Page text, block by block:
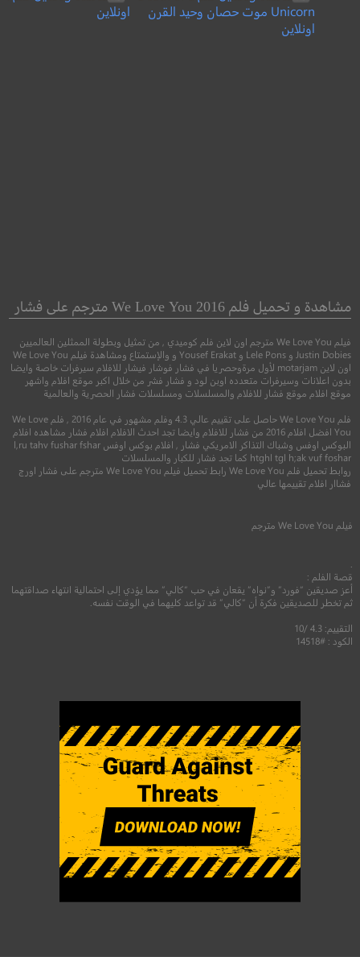
موت حصان وحيد القرن
كوميدي●فنتاسيا●رعب
فراغ
اكشن●اثارة
مشاهدة و تحميل فلم We Love You 2016 مترجم على فشار
فيلم We Love You مترجم اون لاين فلم كوميدي , من تمثيل وبطولة الممثلين العالميين
Justin Dobies و Lele Pons و Yousef Erakat و والإستمتاع ومشاهدة فيلم We Love You
اون لاين motarjam لأول مرةوحصريا في فشار فوشار فيشار للافلام سيرفرات خاصة وايضا
بدون اعلانات وسيرفرات متعدده اوبن لود و فشار فشر من خلال اكبر موقع افلام واشهر
موقع افلام موقع فشار للافلام والمسلسلات ومسلسلات فشار الحصرية والعالمية
فلم We Love You حاصل على تقييم عالي 4.3 وفلم مشهور في عام 2016 , فلم We Love
You افضل افلام 2016 من فشار للافلام وايضا تجد احدث الافلام افلام فشار مشاهده افلام
البوكس اوفس وشباك التذاكر الامريكي فشار , افلام بوكس اوفس l,ru tahv fushar fshar
htghl tgl h;ak vuf foshar كما تجد فشار للكبار والمسلسلات
روابط تحميل فلم We Love You رابط تحميل فيلم We Love You مترجم على فشار اورج
فشاار افلام تقييمها عالي
فيلم We Love Youمترجم
قصة الفلم :
أعز صديقين “فورد” و”نواه” يقعان في حب “كالي” مما يؤدي إلى احتمالية انتهاء صداقتهما
ثم تخطر للصديقين فكرة أن “كالي” قد تواعد كليهما في الوقت نفسه.
التقييم: 4.3 /10
الكود : #14518